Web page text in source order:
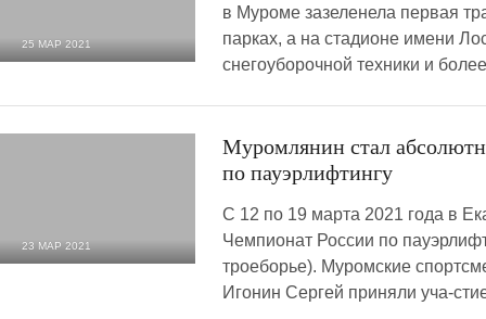
25 МАР 2021
в Муроме зазеленела первая
парках, а на стадионе имени
снегоуборочной техники и
23 МАР 2021
Муромлянин стал
по пауэрлифтингу
С 12 по 19 марта 2021 года в
Чемпионат России по
троеборье). Муромские
Игонин Сергей приняли уча-